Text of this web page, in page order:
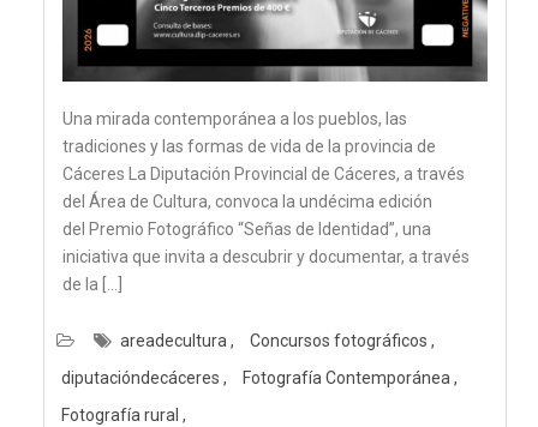
Una mirada contemporánea a los pueblos, las
tradiciones y las formas de vida de la provincia de
Cáceres La Diputación Provincial de Cáceres, a través
del Área de Cultura, convoca la undécima edición
del Premio Fotográfico “Señas de Identidad”, una
iniciativa que invita a descubrir y documentar, a través
de la […]
areadecultura
Concursos fotográficos
diputacióndecáceres
Fotografía Contemporánea
Fotografía rural